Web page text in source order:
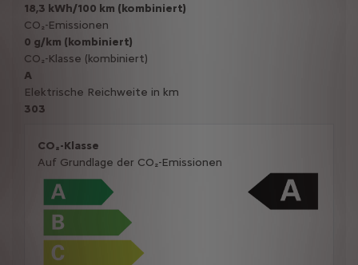
18,3 kWh/100 km (kombiniert)
CO₂-Emissionen
0 g/km (kombiniert)
CO₂-Klasse (kombiniert)
A
Elektrische Reichweite in km
303
CO₂-Klasse
Auf Grundlage der CO₂-Emissionen